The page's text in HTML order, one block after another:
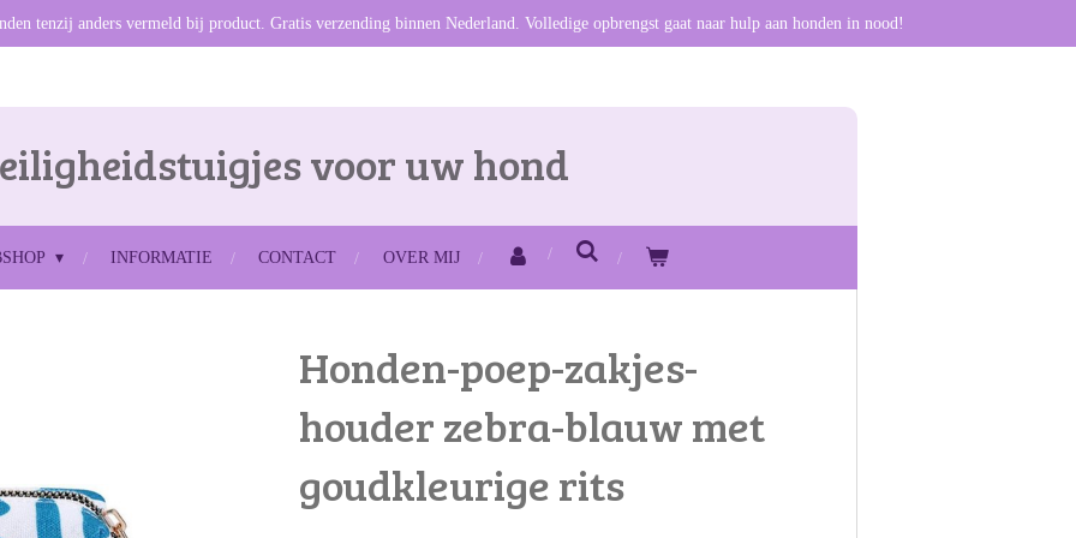
tenzij anders vermeld bij product. Gratis verzending binnen Nederland. Volledige opbrengst gaat naar hulp aan honden in nood!
voor uw hond
INFORMATIE CONTACT OVER MIJ
Honden-poep-zakjes-
houder zebra-blauw met
goudkleurige rits